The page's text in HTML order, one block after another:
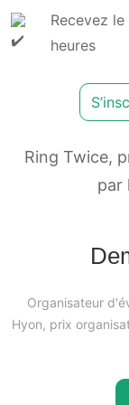
Recevez
heures
Ring Twice,
par
Organisateur
Hyon, prix